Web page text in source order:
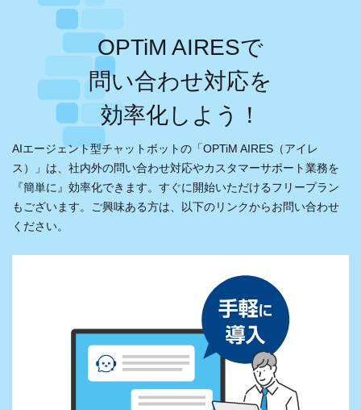
OPTiM AIRESで
問い合わせ対応を
効率化しよう！
AIエージェント型チャットボットの「OPTiM AIRES（アイレ
ス）」は、 社内外の問い合わせ対応やカスタマーサポート業務を
『簡単に』効率化できます。 すぐに開始いただけるフリープラン
もございます。ご興味ある方は、以下のリンクからお問い合わせ
ください。